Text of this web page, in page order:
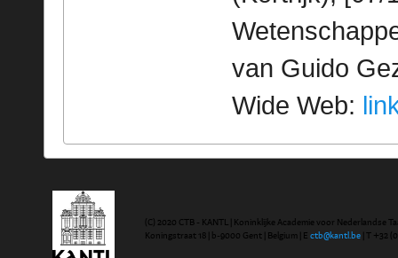
van Guido
Wide Web:
(C) 2020 CTB - KANTL | Koninklijke Academie voor Nederlandse
Koningstraat 18 | b-9000 Gent | Belgium | E ctb@kantl.be | T +32